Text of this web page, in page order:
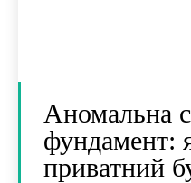
Аномальна
фундамент:
приватний